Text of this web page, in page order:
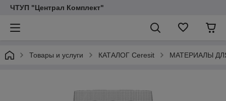
ЧТУП "Централ Комплект"
Товары и услуги КАТАЛОГ Ceresit МАТЕРИАЛЫ